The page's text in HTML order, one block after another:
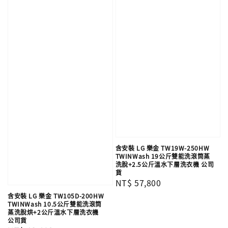
含安裝 LG 樂金 TW105D-200HW
TWINWash 10.5公斤雙能洗滾筒
蒸洗脫烘+2公斤溫水下層洗衣機
公司貨
含安裝 LG 樂金 TW19W-250HW
TWINWash 19公斤雙能洗滾筒蒸
洗脫+2.5公斤溫水下層洗衣機 公司
貨
Regular
NT$ 57,800